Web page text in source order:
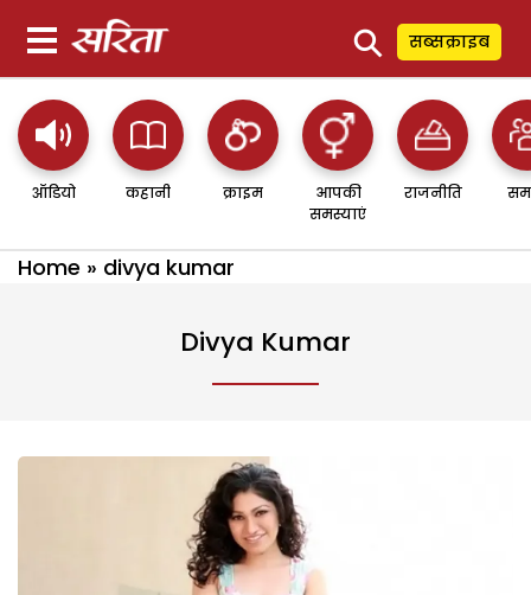
⚲ सब्सक्राइब
ऑडियो कहानी क्राइम
आपकी
समस्याएं
राजनीति
Home » divya kumar
Divya Kumar